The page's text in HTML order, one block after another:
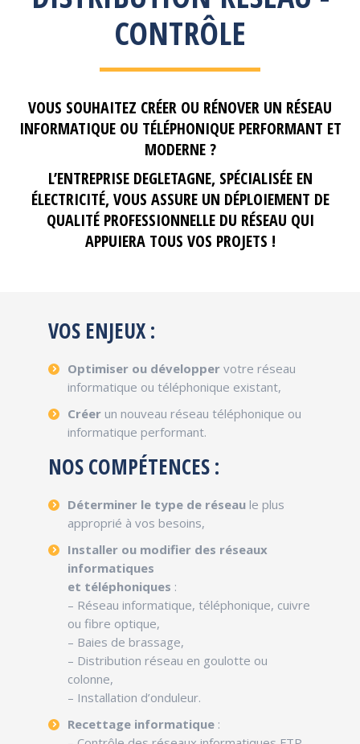
CONTRÔLE
VOUS SOUHAITEZ CRÉER OU RÉNOVER UN RÉSEAU
INFORMATIQUE OU TÉLÉPHONIQUE PERFORMANT ET
MODERNE ?
L’ENTREPRISE DEGLETAGNE, SPÉCIALISÉE EN
ÉLECTRICITÉ, VOUS ASSURE UN DÉPLOIEMENT DE
QUALITÉ PROFESSIONNELLE DU RÉSEAU QUI
APPUIERA TOUS VOS PROJETS !
VOS ENJEUX :
Optimiser ou développer votre réseau
informatique ou téléphonique existant,
Créer un nouveau réseau téléphonique ou
informatique performant.
NOS COMPÉTENCES :
Déterminer le type de réseau le plus
approprié à vos besoins,
Installer ou modifier des réseaux
informatiques
et téléphoniques :
– Réseau informatique, téléphonique, cuivre
ou fibre optique,
– Baies de brassage,
– Distribution réseau en goulotte ou
colonne,
– Installation d’onduleur.
Recettage informatique :